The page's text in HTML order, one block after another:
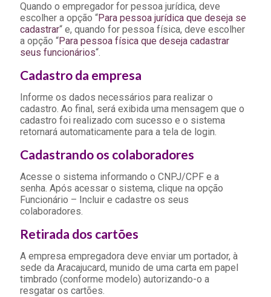
Quando o empregador for pessoa jurídica, deve
escolher a opção “Para pessoa jurídica que deseja se
cadastrar“ e, quando for pessoa física, deve escolher
a opção “Para pessoa física que deseja cadastrar
seus funcionários“.
Cadastro da empresa
Informe os dados necessários para realizar o
cadastro. Ao final, será exibida uma mensagem que o
cadastro foi realizado com sucesso e o sistema
retornará automaticamente para a tela de login.
Cadastrando os colaboradores
Acesse o sistema informando o CNPJ/CPF e a
senha. Após acessar o sistema, clique na opção
Funcionário – Incluir e cadastre os seus
colaboradores.
Retirada dos cartões
A empresa empregadora deve enviar um portador, à
sede da Aracajucard, munido de uma carta em papel
timbrado (conforme modelo) autorizando-o a
resgatar os cartões.